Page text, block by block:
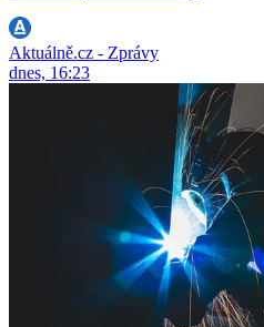
Aktuálně.cz - Zprávy
dnes, 16:23